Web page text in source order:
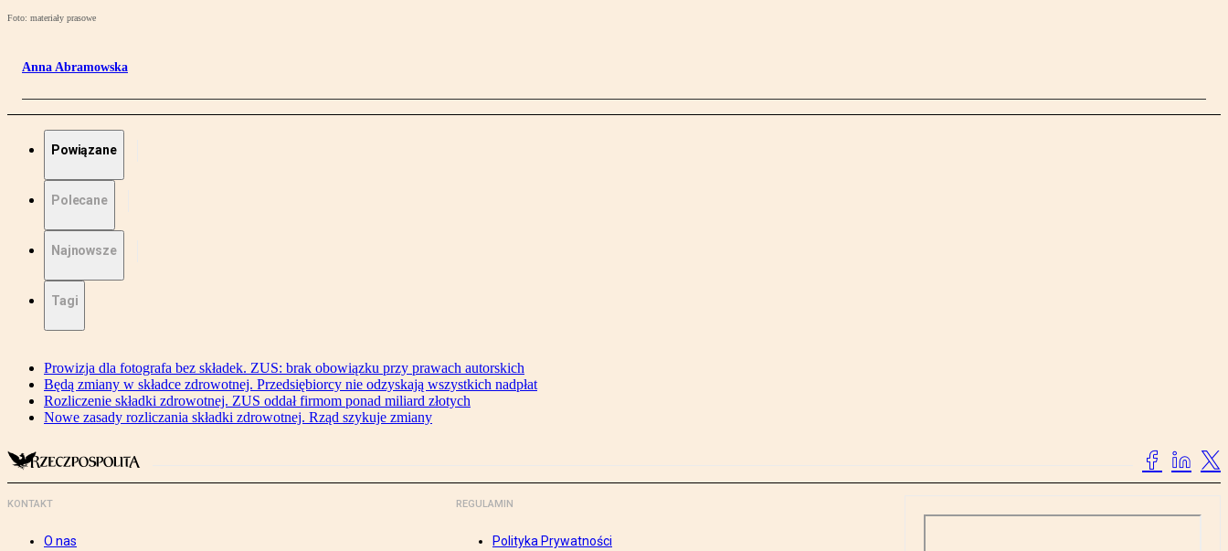
Foto: materiały prasowe
Anna Abramowska
Powiązane
Polecane
Najnowsze
Tagi
Prowizja dla fotografa bez składek. ZUS: brak obowiązku przy prawach autorskich
Będą zmiany w składce zdrowotnej. Przedsiębiorcy nie odzyskają wszystkich nadpłat
Rozliczenie składki zdrowotnej. ZUS oddał firmom ponad miliard złotych
Nowe zasady rozliczania składki zdrowotnej. Rząd szykuje zmiany
KONTAKT
O nas
REGULAMIN
Polityka Prywatności